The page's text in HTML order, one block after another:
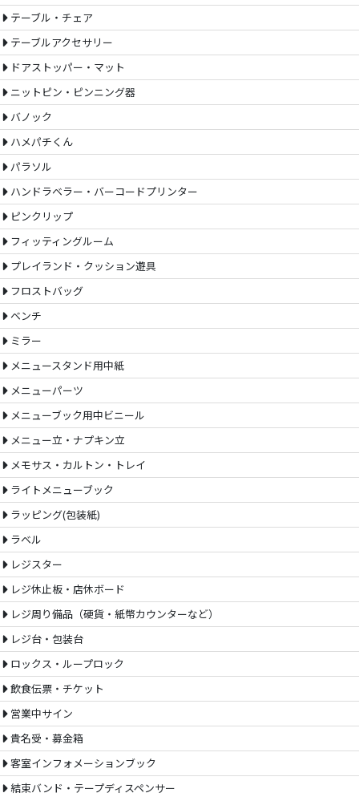
テーブル・チェア
テーブルアクセサリー
ドアストッパー・マット
ニットピン・ピンニング器
バノック
ハメパチくん
パラソル
ハンドラベラー・バーコードプリンター
ピンクリップ
フィッティングルーム
プレイランド・クッション遊具
フロストバッグ
ベンチ
ミラー
メニュースタンド用中紙
メニューパーツ
メニューブック用中ビニール
メニュー立・ナプキン立
メモサス・カルトン・トレイ
ライトメニューブック
ラッピング(包装紙)
ラベル
レジスター
レジ休止板・店休ボード
レジ周り備品（硬貨・紙幣カウンターなど）
レジ台・包装台
ロックス・ループロック
飲食伝票・チケット
営業中サイン
貴名受・募金箱
客室インフォメーションブック
結束バンド・テープディスペンサー